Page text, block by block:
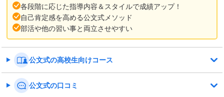
各段階に応じた指導内容＆スタイルで成績アップ！
自己肯定感を高める公文式メソッド
部活や他の習い事と両立させやすい
公文式の高校生向けコース
公文式の口コミ